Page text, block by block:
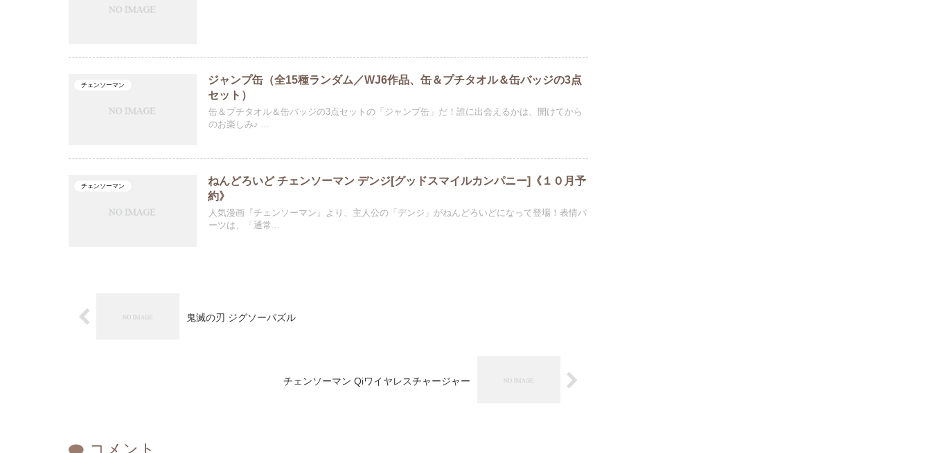
チェンソーマン
ジャンプ缶（全15種ランダム／WJ6作品、缶＆プチタオル＆缶バッジの3点
セット）
缶＆プチタオル＆缶バッジの3点セットの「ジャンプ缶」だ！誰に出会えるかは、開けてから
のお楽しみ♪ ...
チェンソーマン
ねんどろいど チェンソーマン デンジ[グッドスマイルカンパニー]《１０月予
約》
人気漫画『チェンソーマン』より、主人公の「デンジ」がねんどろいどになって登場！表情パ
ーツは、「通常...
鬼滅の刃 ジグソーパズル
チェンソーマン Qiワイヤレスチャージャー
コメント